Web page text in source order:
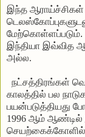
இந்த ஆராய்ச்சிகள்
மேற்கொள்ளப்படும்.
இந்தியா இவ்வித
அல்ல.
நட்சத்திரங்கள்
காலத்தில் பல
பயன்படுத்தியது
1996 ஆம் ஆண்டில்
செயற்கைக்கோளில்